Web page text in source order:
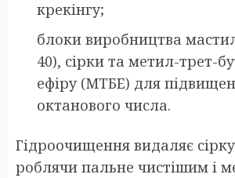
крекінгу;
блоки виробництва
40), сірки та метил-трет-
ефіру (МТБЕ) для
октанового числа.
Гідроочищення видаляє
роблячи пальне чистішим і